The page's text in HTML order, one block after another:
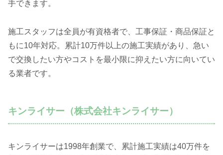
手できます。
施工スタッフは全員が有資格者で、工事保証・商品保証と
もに10年対応。累計10万件以上の施工実績があり、急い
で交換したい方やコストを最小限に抑えたい方に向いてい
る業者です。
キンライサー（株式会社キンライサー）
キンライサーは1998年創業で、累計施工実績は40万件を